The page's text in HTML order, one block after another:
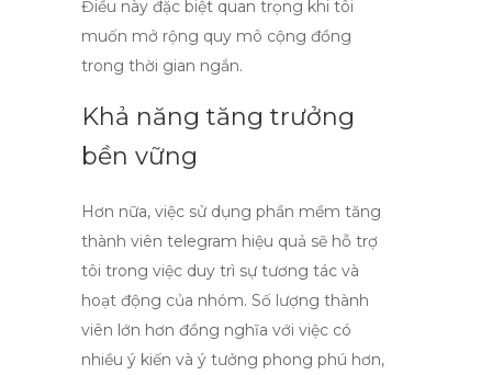
Điều này đặc biệt quan trọng khi tôi
muốn mở rộng quy mô cộng đồng
trong thời gian ngắn.
Khả năng tăng trưởng
bền vững
Hơn nữa, việc sử dụng phần mềm tăng
thành viên telegram hiệu quả sẽ hỗ trợ
tôi trong việc duy trì sự tương tác và
hoạt động của nhóm. Số lượng thành
viên lớn hơn đồng nghĩa với việc có
nhiều ý kiến và ý tưởng phong phú hơn,